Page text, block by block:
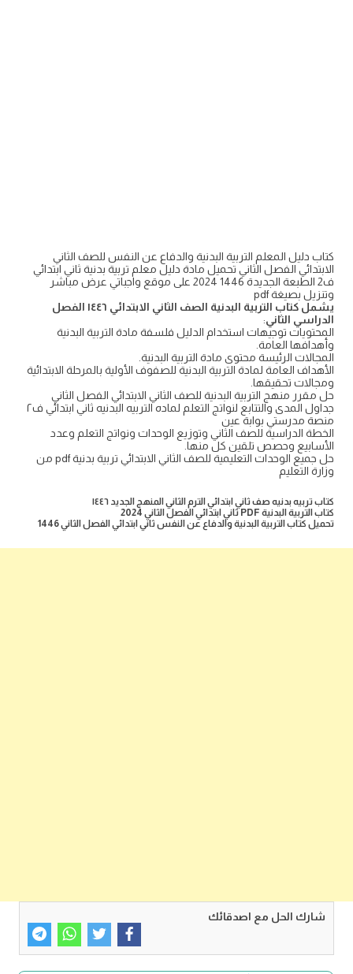
كتاب دليل المعلم التربية البدنية والدفاع عن النفس للصف الثاني
الابتدائي الفصل الثاني تحميل مادة دليل معلم تربية بدنية ثاني ابتدائي
ف2 الطبعة الجديدة 1446 2024 على موقع واجباتي عرض مباشر
وتنزيل بصيغة pdf
يشمل كتاب التربية البدنية الصف الثاني الابتدائي ١٤٤٦ الفصل
الدراسي الثاني:
المحتويات توجيهات استخدام الدليل فلسفة مادة التربية البدنية
وأهدافها العامة.
المجالات الرئيسة محتوى مادة التربية البدنية.
الأهداف العامة لمادة التربية البدنية للصفوف الأولية بالمرحلة الابتدائية
ومجالات تحقيقها.
حل مقرر منهج التربية البدنية للصف الثاني الابتدائي الفصل الثاني
جداول المدى والتتابع لنواتج التعلم لماده التربيه البدنيه ثاني ابتدائي ف٢
منصة مدرستي بوابة عين
الخطة الدراسية للصف الثاني وتوزيع الوحدات ونواتج التعلم وعدد
الأسابيع وحصص تلقين كل منها.
حل جميع الوحدات التعليمية للصف الثاني الابتدائي تربية بدنية pdf من
وزارة التعليم
كتاب تربيه بدنيه صف ثاني ابتدائي الترم الثاني المنهج الجديد ١٤٤٦
كتاب التربية البدنية PDF ثاني ابتدائي الفصل الثاني 2024
تحميل كتاب التربية البدنية والدفاع عن النفس ثاني ابتدائي الفصل الثاني 1446
شارك الحل مع اصدقائك